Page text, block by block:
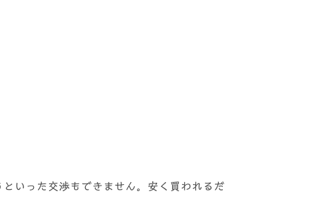
いった交渉もできません。安く買われるだ